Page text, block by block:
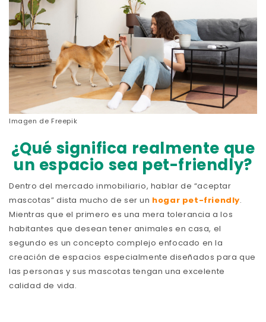
Imagen de Freepik
¿Qué significa realmente que
un espacio sea pet-friendly?
Dentro del mercado inmobiliario, hablar de “aceptar
mascotas” dista mucho de ser un hogar pet-friendly.
Mientras que el primero es una mera tolerancia a los
habitantes que desean tener animales en casa, el
segundo es un concepto complejo enfocado en la
creación de espacios especialmente diseñados para que
las personas y sus mascotas tengan una excelente
calidad de vida.